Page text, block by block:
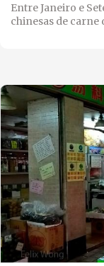
Entre Janeiro e
chinesas de carne